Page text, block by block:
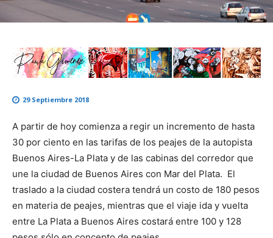
29 Septiembre 2018
A partir de hoy comienza a regir un incremento de hasta
30 por ciento en las tarifas de los peajes de la autopista
Buenos Aires-La Plata y de las cabinas del corredor que
une la ciudad de Buenos Aires con Mar del Plata. El
traslado a la ciudad costera tendrá un costo de 180 pesos
en materia de peajes, mientras que el viaje ida y vuelta
entre La Plata a Buenos Aires costará entre 100 y 128